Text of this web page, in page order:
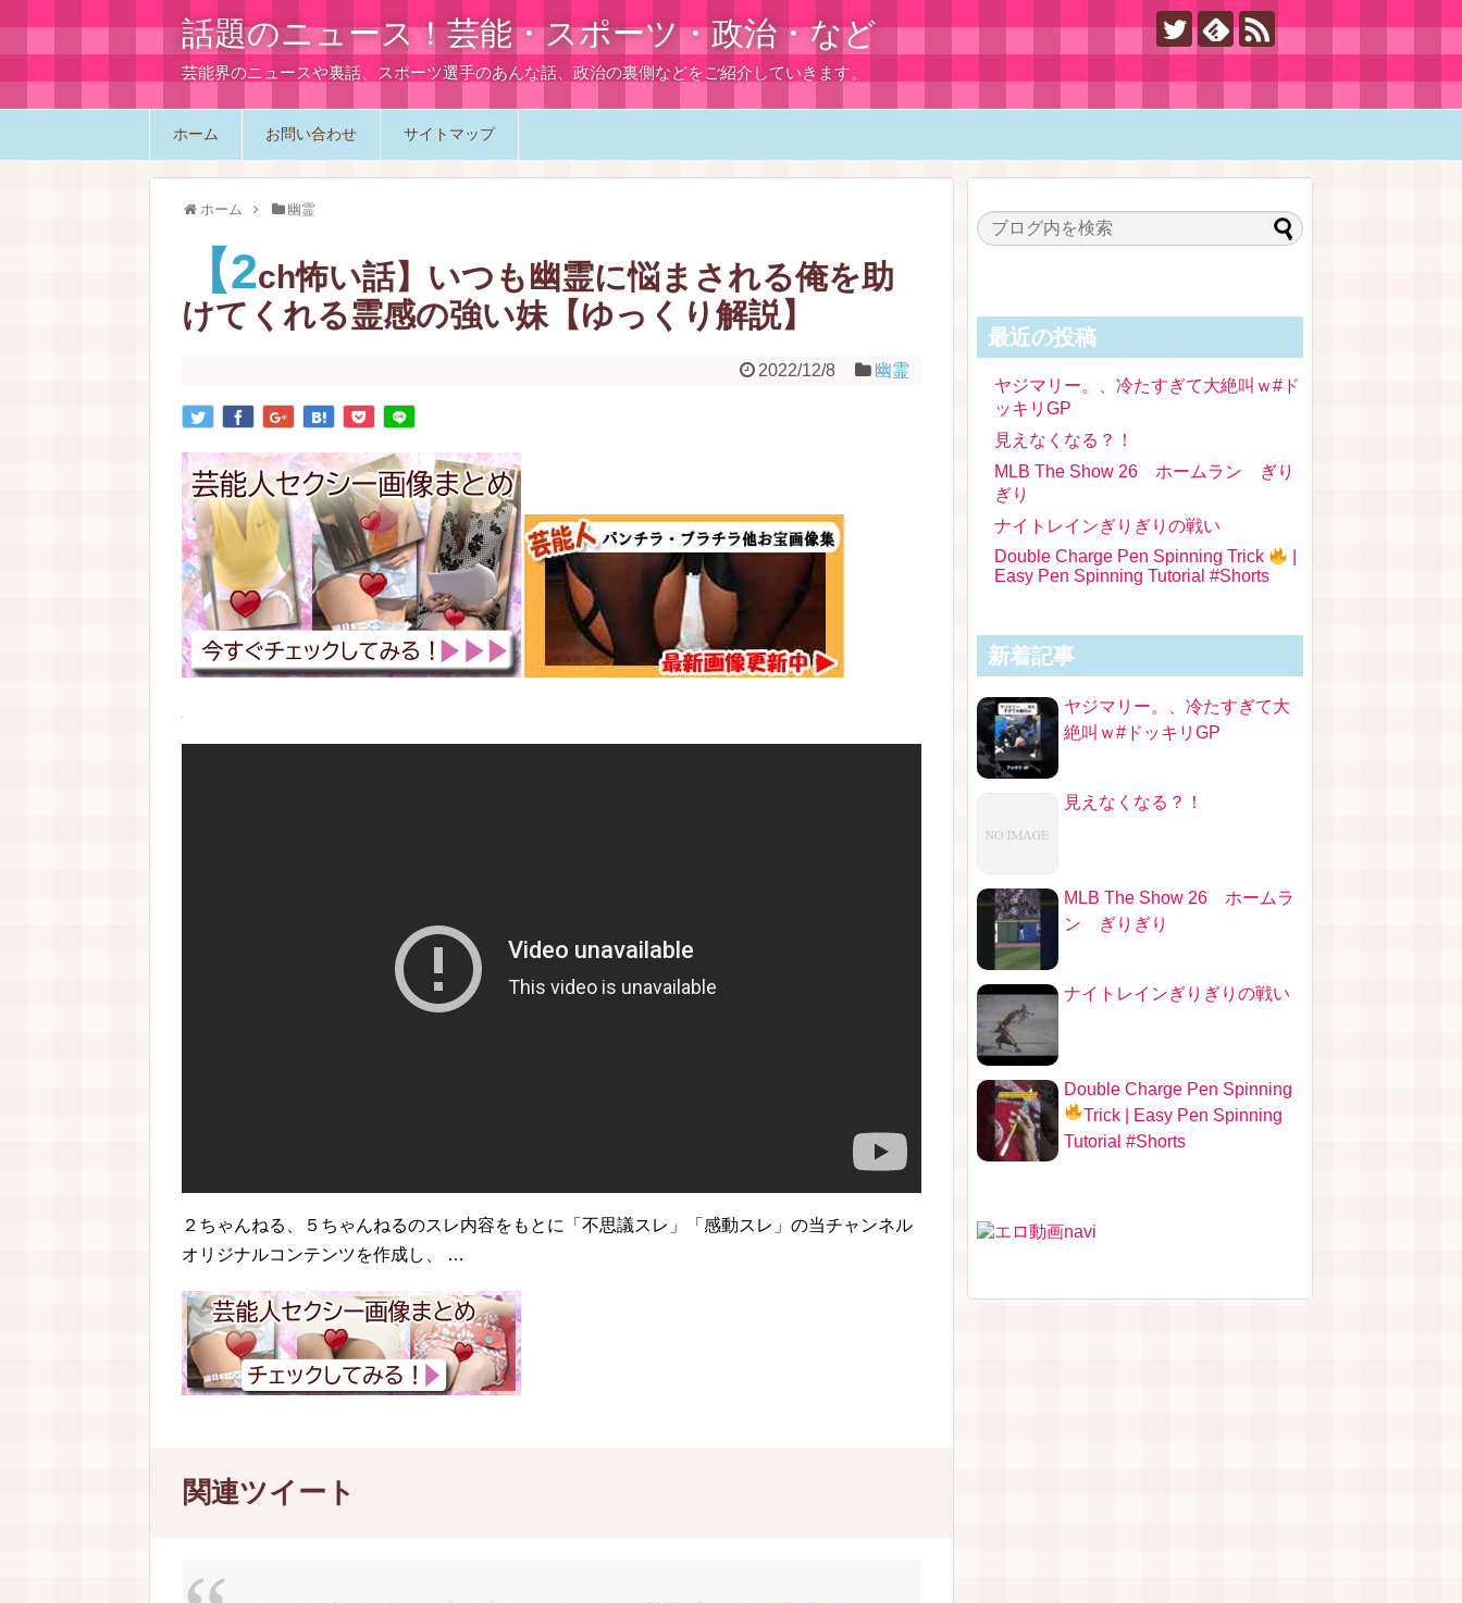
話題のニュース！芸能・スポーツ・政治・など
芸能界のニュースや裏話、スポーツ選手のあんな話、政治の裏側などをご紹介していきます。
ホーム お問い合わせ サイトマップ
ホーム 幽霊
【2ch怖い話】いつも幽霊に悩まされる俺を助
けてくれる霊感の強い妹【ゆっくり解説】
2022/12/8 幽霊
２ちゃんねる、５ちゃんねるのスレ内容をもとに「不思議スレ」「感動スレ」の当チャンネル
オリジナルコンテンツを作成し、 …
関連ツイート
最近の投稿
ヤジマリー。、冷たすぎて大絶叫ｗ#ド
ッキリGP
見えなくなる？！
MLB The Show 26 ホームラン ぎり
ぎり
ナイトレインぎりぎりの戦い
Double Charge Pen Spinning Trick
Easy Pen Spinning Tutorial #Shorts
新着記事
ヤジマリー。、冷たすぎて大
絶叫ｗ#ドッキリGP
見えなくなる？！
MLB The Show 26 ホームラ
ン ぎりぎり
ナイトレインぎりぎりの戦い
Double Charge Pen Spinning
Trick
| Easy Pen Spinning
Tutorial #Shorts